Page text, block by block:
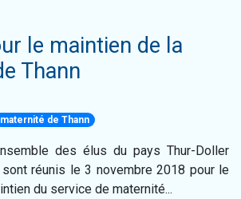
le maintien de la
Thann
maternité de Thann
des élus du pays Thur-Doller
réunis le 3 novembre 2018 pour le
du service de maternité...